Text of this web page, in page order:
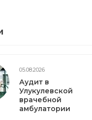
05.08.2026
Аудит в
Улукулевской
врачебной
амбулатории